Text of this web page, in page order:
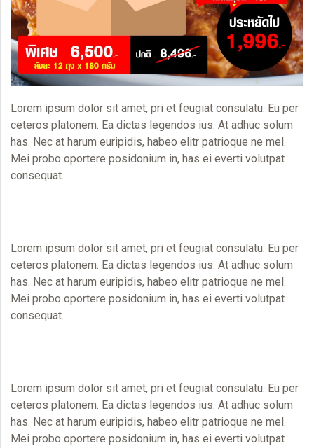
Lorem ipsum dolor sit amet, pri et feugiat consulatu. Eu per
ceteros platonem. Ea dictas legendos ius. At adhuc solum
has. Nec at harum euripidis, habeo elitr patrioque ne mel.
Mei probo oportere posidonium in, has ei everti volutpat
consequat.
Lorem ipsum dolor sit amet, pri et feugiat consulatu. Eu per
ceteros platonem. Ea dictas legendos ius. At adhuc solum
has. Nec at harum euripidis, habeo elitr patrioque ne mel.
Mei probo oportere posidonium in, has ei everti volutpat
consequat.
Lorem ipsum dolor sit amet, pri et feugiat consulatu. Eu per
ceteros platonem. Ea dictas legendos ius. At adhuc solum
has. Nec at harum euripidis, habeo elitr patrioque ne mel.
Mei probo oportere posidonium in, has ei everti volutpat